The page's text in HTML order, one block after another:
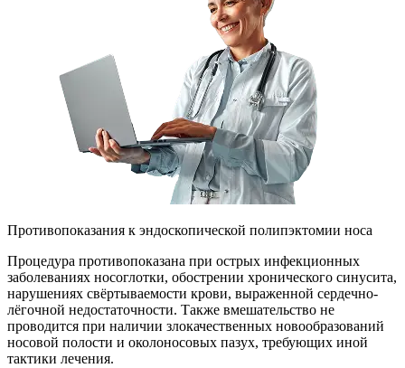
Противопоказания к эндоскопической полипэктомии носа
Процедура противопоказана при острых инфекционных
заболеваниях носоглотки, обострении хронического синусита,
нарушениях свёртываемости крови, выраженной сердечно-
лёгочной недостаточности. Также вмешательство не
проводится при наличии злокачественных новообразований
носовой полости и околоносовых пазух, требующих иной
тактики лечения.